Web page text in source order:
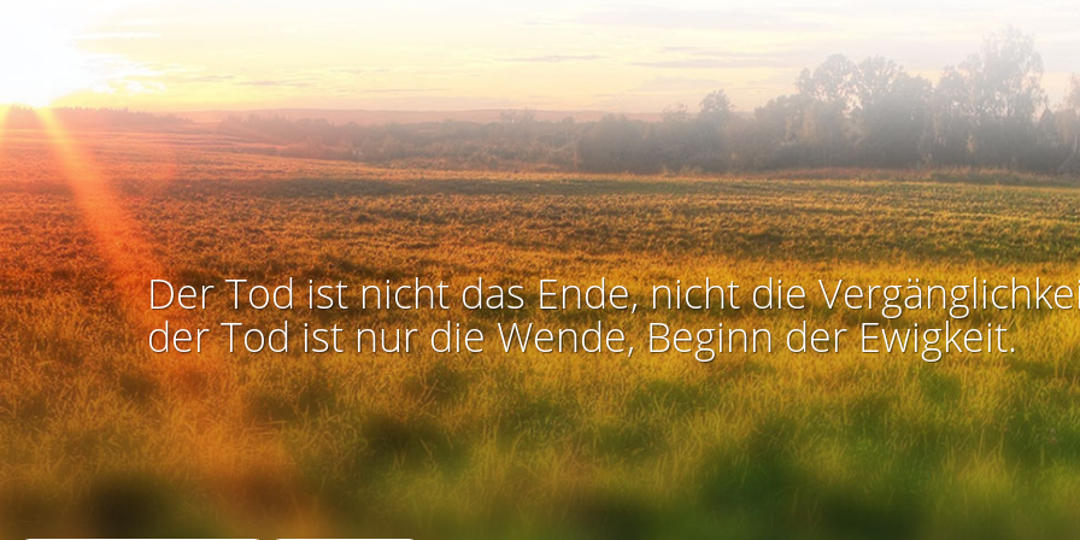
Der Tod ist nicht das Ende, nicht die
der Tod ist nur die Wende, Beginn der Ewigkeit.